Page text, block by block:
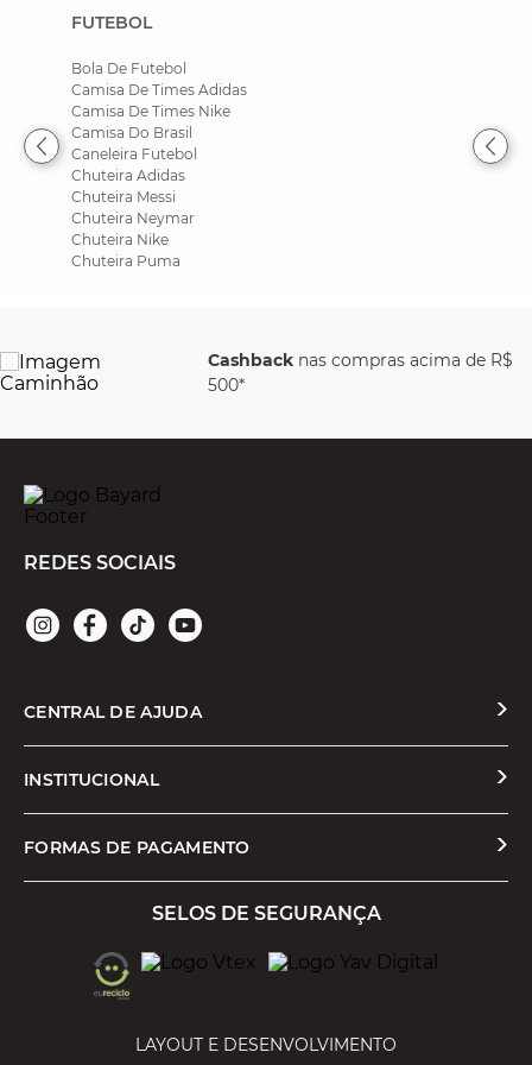
FUTEBOL
Bola De Futebol
Camisa De Times Adidas
Camisa De Times Nike
Camisa Do Brasil
Caneleira Futebol
Chuteira Adidas
Chuteira Messi
Chuteira Neymar
Chuteira Nike
Chuteira Puma
Cashbacknas compras acima de R$
500*
REDES SOCIAIS
CENTRAL DE AJUDA
Solicitar Troca ou Devolução
Formas de Pagamento
Cashback
INSTITUCIONAL
Quem Somos
Trabalhe Conosco
Política de Privacidade
FORMAS DE PAGAMENTO
SELOS DE SEGURANÇA
LAYOUT E DESENVOLVIMENTO